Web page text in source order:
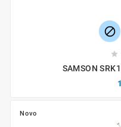


SAMSON
Novo